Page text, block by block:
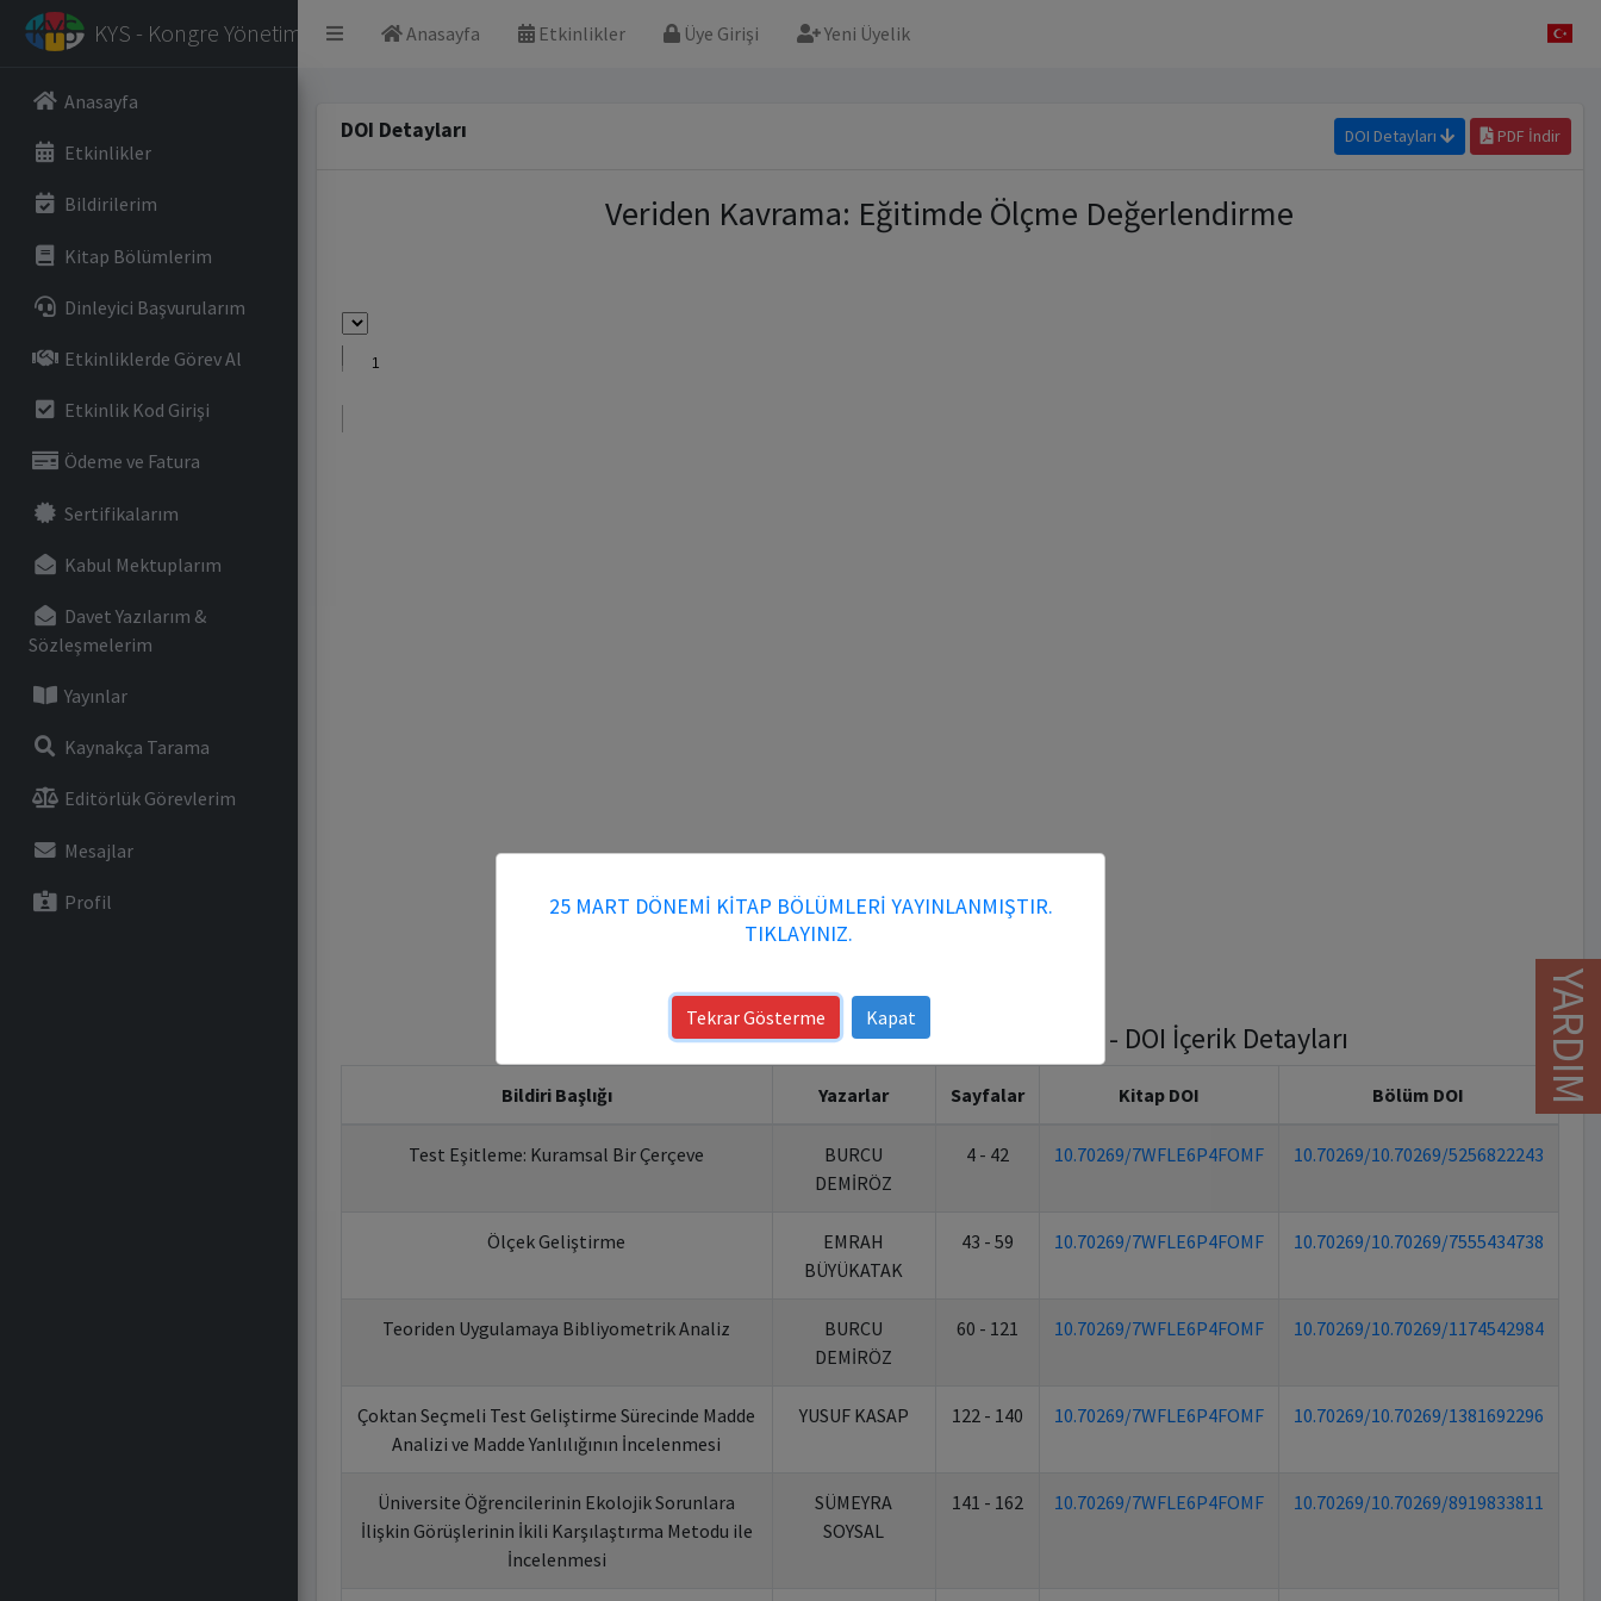
Anasayfa Etkinlikler Üye Girişi Yeni Üyelik
KYS - Kongre Yönetim Sistemi
Anasayfa
Etkinlikler
Bildirilerim
Kitap Bölümlerim
Dinleyici Başvurularım
Etkinliklerde Görev Al
Etkinlik Kod Girişi
Ödeme ve Fatura
Sertifikalarım
Kabul Mektuplarım
Davet Yazılarım &
Sözleşmelerim
Yayınlar
Kaynakça Tarama
Editörlük Görevlerim
Mesajlar
Profil
DOI Detayları DOI Detayları PDF İndir
Veriden Kavrama: Eğitimde Ölçme Değerlendirme
Kitap DOI Numarası: 10.70269/7WFLE6P4FOMF - DOI İçerik Detayları
Bildiri Başlığı Yazarlar Sayfalar Kitap DOI Bölüm DOI
Test Eşitleme: Kuramsal Bir Çerçeve
BURCU
DEMİRÖZ
4 - 42 10.70269/7WFLE6P4FOMF 10.70269/10.70269/5256822243
Ölçek Geliştirme
EMRAH
BÜYÜKATAK
43 - 59 10.70269/7WFLE6P4FOMF 10.70269/10.70269/7555434738
Teoriden Uygulamaya Bibliyometrik Analiz
BURCU
DEMİRÖZ
60 - 121 10.70269/7WFLE6P4FOMF 10.70269/10.70269/1174542984
Çoktan Seçmeli Test Geliştirme Sürecinde Madde
Analizi ve Madde Yanlılığının İncelenmesi
YUSUF KASAP 122 - 140 10.70269/7WFLE6P4FOMF 10.70269/10.70269/1381692296
Üniversite Öğrencilerinin Ekolojik Sorunlara
İlişkin Görüşlerinin İkili Karşılaştırma Metodu ile
İncelenmesi
SÜMEYRA
SOYSAL
141 - 162 10.70269/7WFLE6P4FOMF 10.70269/10.70269/8919833811
YARDIM
25 MART DÖNEMİ KİTAP BÖLÜMLERİ YAYINLANMIŞTIR.
TIKLAYINIZ.
Tekrar Gösterme Kapat